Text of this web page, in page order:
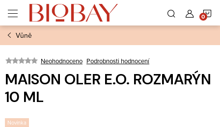
obsah
Vůně
Neohodnoceno Podrobnosti hodnocení
MAISON OLER E.O. ROZMARÝN
10 ML
Novinka